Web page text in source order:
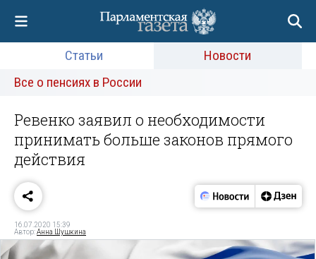
Статьи
Новости
Все о пенсиях в России
Ревенко заявил о необходимости
принимать больше законов прямого
действия
16.07.2020 15:39
Автор:Анна Шушкина